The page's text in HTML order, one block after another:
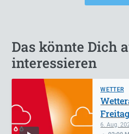
Das könnte Dich
interessieren
WETTER
6. Aug.